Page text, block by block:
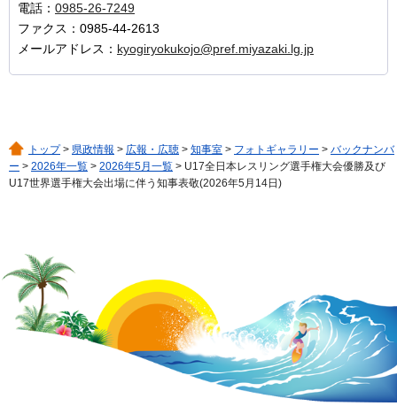
電話： 0985-26-7249
ファクス：0985-44-2613
メールアドレス： kyogiryokukojo@pref.miyazaki.lg.jp
トップ> 県政情報 > 広報・広聴 > 知事室 > フォトギャラリー > バックナンバ
ー > 2026年一覧 > 2026年5月一覧 > U17全日本レスリング選手権大会優勝及び
U17世界選手権大会出場に伴う知事表敬(2026年5月14日)